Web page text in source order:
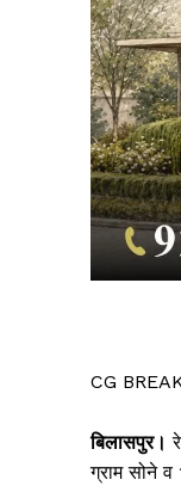
CG
बिलासपुर।
ग्राम सोने